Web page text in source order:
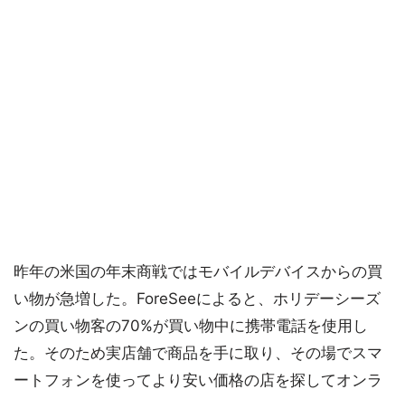
昨年の米国の年末商戦ではモバイルデバイスからの買
い物が急増した。ForeSeeによると、ホリデーシーズ
ンの買い物客の70%が買い物中に携帯電話を使用し
た。そのため実店舗で商品を手に取り、その場でスマ
ートフォンを使ってより安い価格の店を探してオンラ